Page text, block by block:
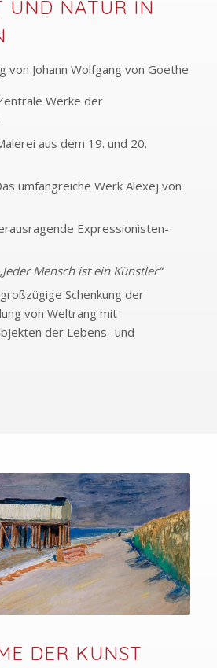
UND NATUR IN
von Johann Wolfgang von Goethe
Werke der
aus dem 19. und 20.
umfangreiche Werk Alexej von
Expressionisten-
Jeder Mensch ist ein Künstler“
Schenkung der
von Weltrang mit
der Lebens- und
DER KUNST